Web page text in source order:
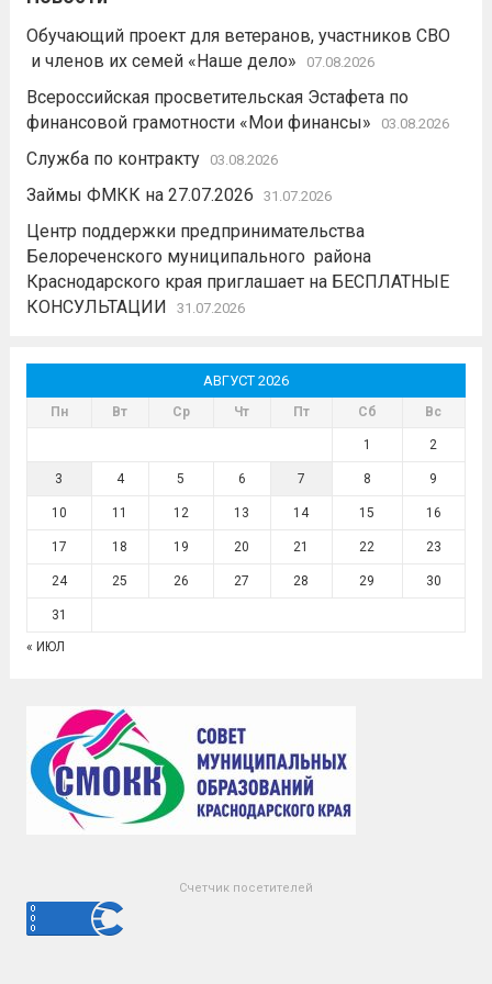
Обучающий проект для ветеранов, участников СВО
и членов их семей «Наше дело»
07.08.2026
Всероссийская просветительская Эстафета по
финансовой грамотности «Мои финансы»
03.08.2026
Служба по контракту 03.08.2026
Займы ФМКК на 27.07.2026 31.07.2026
Центр поддержки предпринимательства
Белореченского муниципального района
Краснодарского края приглашает на БЕСПЛАТНЫЕ
КОНСУЛЬТАЦИИ
31.07.2026
АВГУСТ 2026
Пн Вт Ср Чт Пт Сб Вс
1 2
3 4 5 6 7 8 9
10 11 12 13 14 15 16
17 18 19 20 21 22 23
24 25 26 27 28 29 30
31
« ИЮЛ
Счетчик посетителей